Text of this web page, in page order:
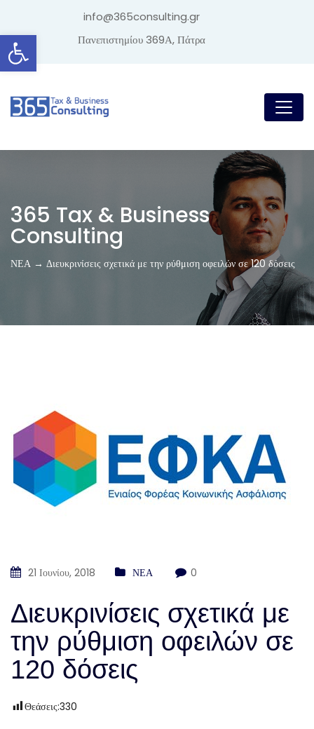
Ανοίξτε τη γραμμή εργαλείων
info@365consulting.gr
Πανεπιστημίου 369Α, Πάτρα
365 Tax & Business
Consulting
ΝΕΑ → Διευκρινίσεις σχετικά με την ρύθμιση οφειλών σε 120 δόσεις
21 Ιουνίου, 2018 ΝΕΑ 0
Διευκρινίσεις σχετικά με
την ρύθμιση οφειλών σε
120 δόσεις
Θεάσεις:330